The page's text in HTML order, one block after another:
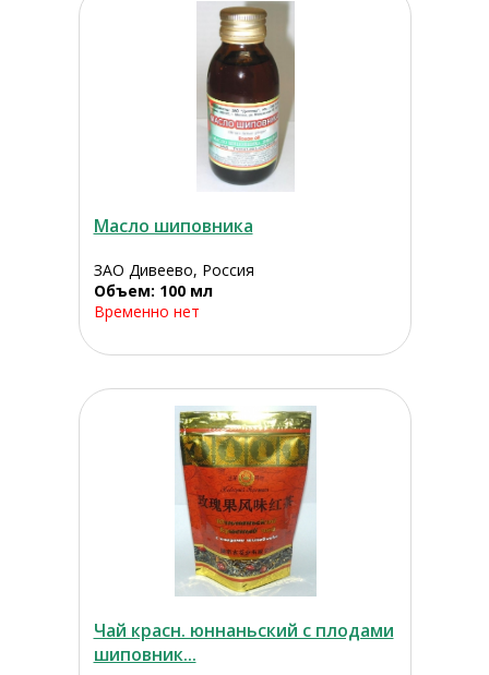
Масло шиповника
ЗАО Дивеево, Россия
Объем: 100 мл
Временно нет
Чай красн. юннаньский с плодами
шиповник...